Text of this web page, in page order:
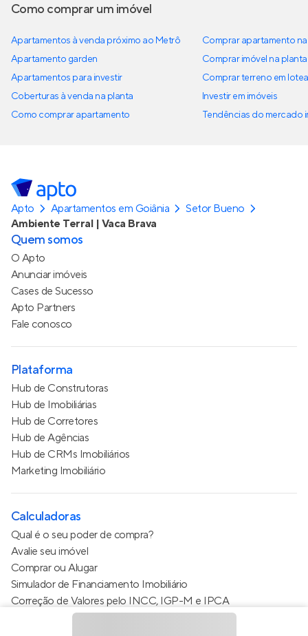
Como comprar um imóvel
Apartamentos à venda próximo ao Metrô
Apartamento garden
Apartamentos para investir
Coberturas à venda na planta
Como comprar apartamento
Comprar apartamento
Comprar imóvel na planta
Comprar terreno em
Investir em imóveis
Tendências do mercado
Apto Apartamentos em Goiânia
Setor Bueno
Ambiente Terral | Vaca Brava
Quem somos
O Apto
Anunciar imóveis
Cases de Sucesso
Apto Partners
Fale conosco
Plataforma
Hub de Construtoras
Hub de Imobiliárias
Hub de Corretores
Hub de Agências
Hub de CRMs Imobiliários
Marketing Imobiliário
Calculadoras
Qual é o seu poder de compra?
Avalie seu imóvel
Comprar ou Alugar
Simulador de Financiamento Imobiliário
Correção de Valores pelo INCC, IGP-M e IPCA
Estimativa de valor do condomínio